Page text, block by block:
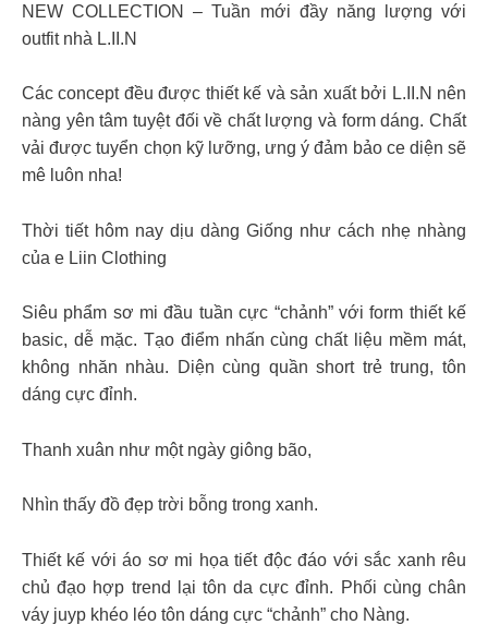
NEW COLLECTION – Tuần mới đầy năng lượng với
outfit nhà L.II.N
Các concept đều được thiết kế và sản xuất bởi L.II.N nên
nàng yên tâm tuyệt đối về chất lượng và form dáng. Chất
vải được tuyển chọn kỹ lưỡng, ưng ý đảm bảo ce diện sẽ
mê luôn nha!
Thời tiết hôm nay dịu dàng Giống như cách nhẹ nhàng
của e Liin Clothing
Siêu phẩm sơ mi đầu tuần cực “chảnh” với form thiết kế
basic, dễ mặc. Tạo điểm nhấn cùng chất liệu mềm mát,
không nhăn nhàu. Diện cùng quần short trẻ trung, tôn
dáng cực đỉnh.
Thanh xuân như một ngày giông bão,
Nhìn thấy đồ đẹp trời bỗng trong xanh.
Thiết kế với áo sơ mi họa tiết độc đáo với sắc xanh rêu
chủ đạo hợp trend lại tôn da cực đỉnh. Phối cùng chân
váy juyp khéo léo tôn dáng cực “chảnh” cho Nàng.